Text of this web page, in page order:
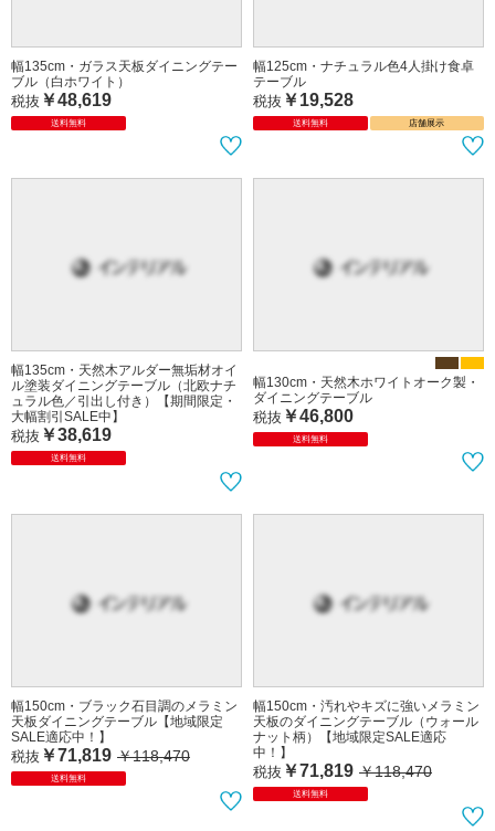
幅135cm・ガラス天板ダイニングテー
ブル（白ホワイト）
税抜 ￥48,619
送料無料
幅125cm・ナチュラル色4人掛け食卓
テーブル
税抜 ￥19,528
送料無料 店舗展示
幅135cm・天然木アルダー無垢材オイ
ル塗装ダイニングテーブル（北欧ナチ
ュラル色／引出し付き）【期間限定・
大幅割引SALE中】
税抜 ￥38,619
送料無料
幅130cm・天然木ホワイトオーク製・
ダイニングテーブル
税抜 ￥46,800
送料無料
幅150cm・ブラック石目調のメラミン
天板ダイニングテーブル【地域限定
SALE適応中！】
税抜 ￥71,819 ￥118,470
送料無料
幅150cm・汚れやキズに強いメラミン
天板のダイニングテーブル（ウォール
ナット柄）【地域限定SALE適応
中！】
税抜 ￥71,819 ￥118,470
送料無料